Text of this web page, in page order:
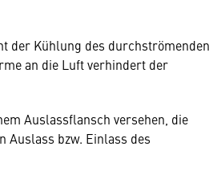
der Kühlung des durchströmenden
an die Luft verhindert der
Auslassflansch versehen, die
Auslass bzw. Einlass des